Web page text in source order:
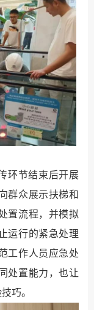
环节结束后开展
群众展示扶梯和
置流程，并模拟
运行的紧急处理
工作人员应急处
处置能力，也让
巧。